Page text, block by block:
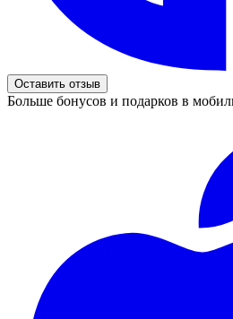
Оставить отзыв
Больше бонусов и подарков в